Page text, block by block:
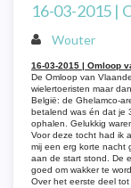
16-03-2015 |
Wouter
16-03-2015 | Omloop
De Omloop van
wielertoeristen maar
België: de Ghelamco-
betalend was én dat je
ophalen. Gelukkig
Voor deze tocht had ik
mij een erg korte nacht
aan de start stond. De
goed om wakker te
Over het eerste deel